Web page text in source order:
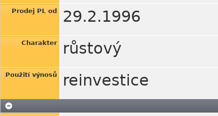
Prodej PL od 29.2.1996
Charakter růstový
Použití výnosů reinvestice